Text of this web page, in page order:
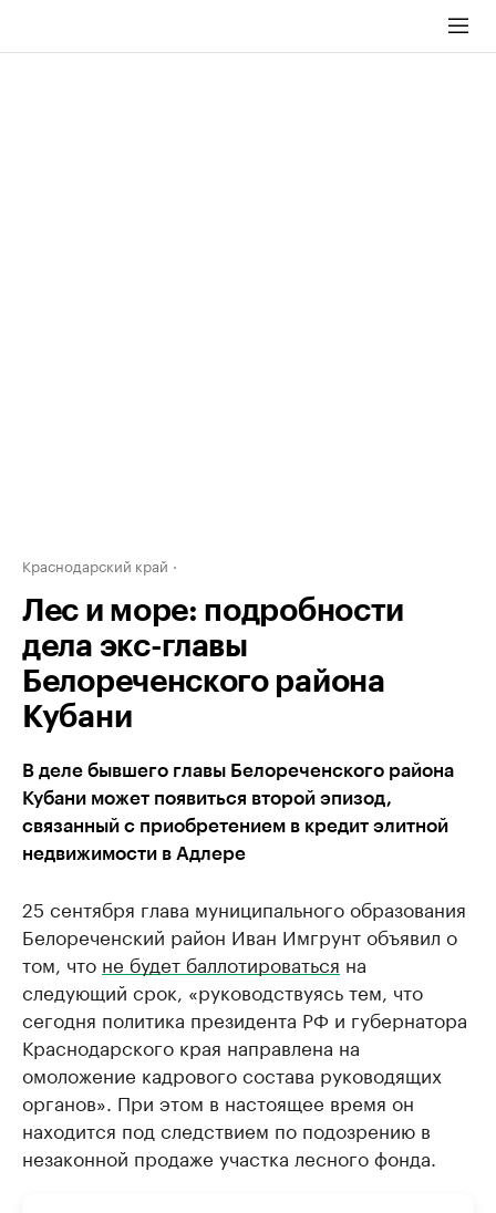
Краснодарский край
Лес и море: подробности
дела экс-главы
Белореченского района
Кубани
В деле бывшего главы Белореченского района
Кубани может появиться второй эпизод,
связанный с приобретением в кредит элитной
недвижимости в Адлере
25 сентября глава муниципального образования
Белореченский район Иван Имгрунт объявил о
том, что не будет баллотироваться на
следующий срок, «руководствуясь тем, что
сегодня политика президента РФ и губернатора
Краснодарского края направлена на
омоложение кадрового состава руководящих
органов». При этом в настоящее время он
находится под следствием по подозрению в
незаконной продаже участка лесного фонда.